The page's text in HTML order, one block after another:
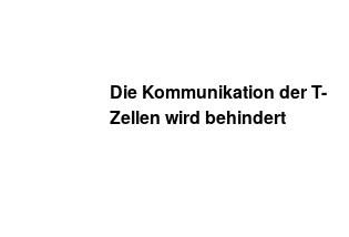
Die Kommunikation der T-
Zellen wird behindert